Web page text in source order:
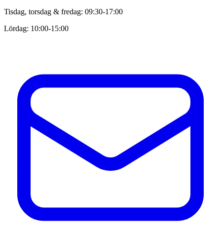
Tisdag, torsdag & fredag: 09:30-17:00
Lördag: 10:00-15:00